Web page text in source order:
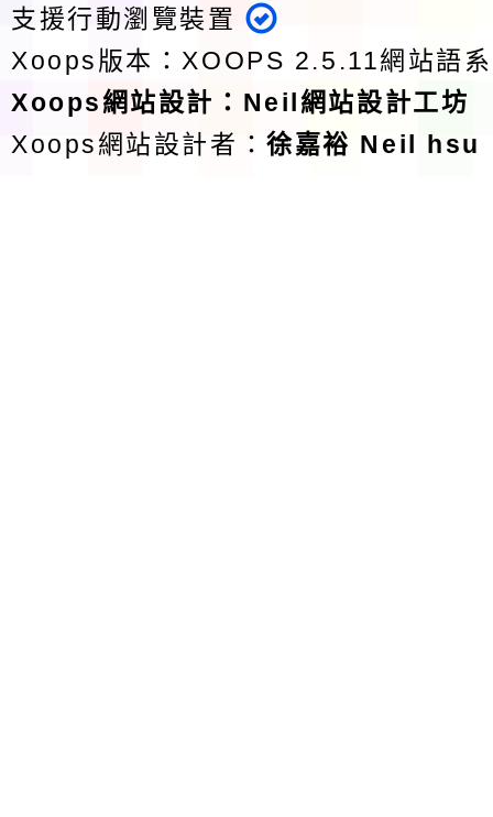
支援行動瀏覽裝置
Xoops版本：XOOPS 2.5.11網站語
Xoops網站設計 ： Neil網站設計工坊
Xoops網站設計者：徐嘉裕 Neil hsu